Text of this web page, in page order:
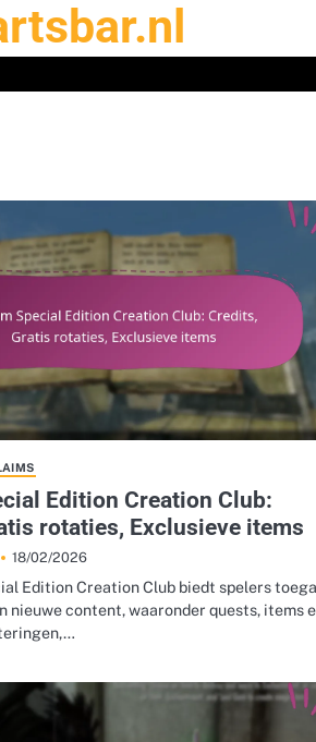
Edition Creation Club:
rotaties, Exclusieve items
18/02/2026
Edition Creation Club biedt spelers
nieuwe content, waaronder quests, items